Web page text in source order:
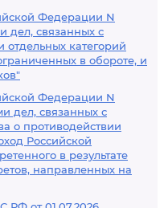
Федерации N
дел, связанных с
отдельных категорий
в обороте, и
Федерации N
дел, связанных с
о противодействии
Российской
в результате
направленных на